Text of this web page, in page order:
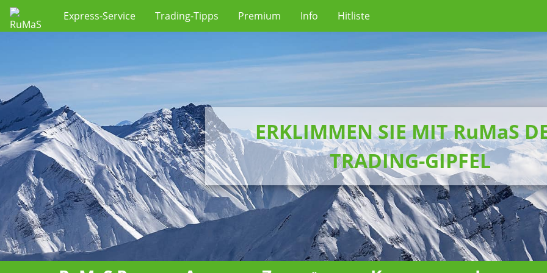
Express-Service Trading-Tipps Premium Info Hitliste
ERKLIMMEN SIE MIT RuMaS
TRADING-GIPFEL